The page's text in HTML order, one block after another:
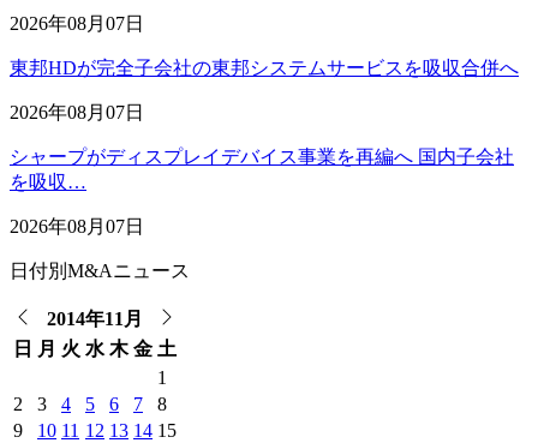
2026年08月07日
東邦HDが完全子会社の東邦システムサービスを吸収合併へ
2026年08月07日
シャープがディスプレイデバイス事業を再編へ 国内子会社
を吸収…
2026年08月07日
日付別M&Aニュース
2014年11月
日
月 火 水 木 金 土
1
2
3 4 5 6 7
8
9
10 11 12 13 14 15